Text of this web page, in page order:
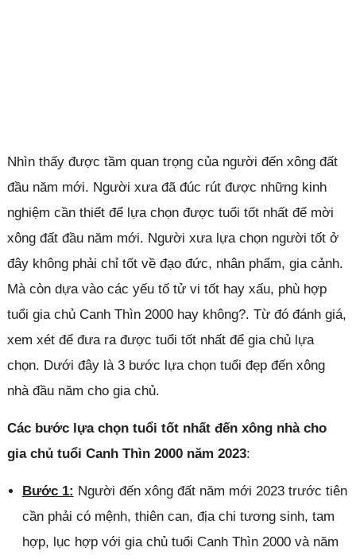
Nhìn thấy được tầm quan trọng của người đến xông đất
đầu năm mới. Người xưa đã đúc rút được những kinh
nghiệm cần thiết để lựa chọn được tuổi tốt nhất để mời
xông đất đầu năm mới. Người xưa lựa chọn người tốt ở
đây không phải chỉ tốt về đạo đức, nhân phẩm, gia cảnh.
Mà còn dựa vào các yếu tố tử vi tốt hay xấu, phù hợp
tuổi gia chủ Canh Thìn 2000 hay không?. Từ đó đánh giá,
xem xét để đưa ra được tuổi tốt nhất để gia chủ lựa
chọn. Dưới đây là 3 bước lựa chọn tuổi đẹp đến xông
nhà đầu năm cho gia chủ.
Các bước lựa chọn tuổi tốt nhất đến xông nhà cho
gia chủ tuổi Canh Thìn 2000 năm 2023:
Bước 1: Người đến xông đất năm mới 2023 trước tiên
cần phải có mệnh, thiên can, địa chi tương sinh, tam
hợp, lục hợp với gia chủ tuổi Canh Thìn 2000 và năm